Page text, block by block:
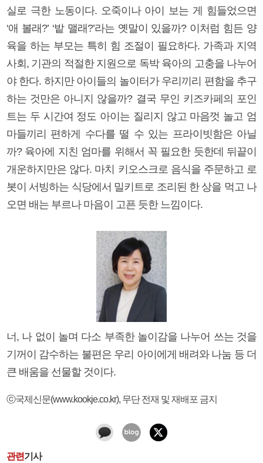
실로 극한 노동이다. 오죽이나 아이 보는 게 힘들었으면
‘애 볼래?’ ‘밭 맬래?’라는 옛말이 있을까? 이처럼 힘든 양
육을 하는 부모는 특히 힘 조절이 필요하다. 가족과 지역
사회, 기관의 적절한 지원으로 독박 육아의 고충을 나누어
야 한다. 하지만 아이들의 놀이터가 우리끼리 편함을 추구
하는 것만은 아니지 않을까? 결국 무인 키즈카페의 포인
트는 두 시간여 정도 아이는 질리지 않고 마음껏 놀고 엄
마들끼리 편하게 수다를 떨 수 있는 프라이빗함은 아닐
까? 육아에 지친 엄마를 위해서 꼭 필요한 듯한데 뒤끝이
개운하지만은 않다. 마치 키오스크로 음식을 주문하고 로
봇이 서빙하는 식당에서 밀키트로 조리된 한 상을 먹고 나
오면 배는 부르나 마음이 고픈 듯한 느낌이다.
너, 나 없이 놀며 다소 부족한 놀이감을 나누어 쓰는 것을
기꺼이 감수하는 불편은 우리 아이에게 배려와 나눔 등 더
큰 배움을 선물할 것이다.
ⓒ국제신문(www.kookje.co.kr), 무단 전재 및 재배포 금지
관련기사